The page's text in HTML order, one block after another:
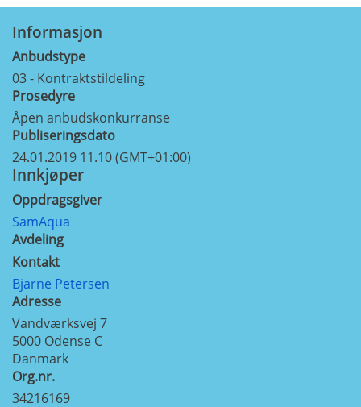
Informasjon
Anbudstype
03 - Kontraktstildeling
Prosedyre
Åpen anbudskonkurranse
Publiseringsdato
24.01.2019 11.10 (GMT+01:00)
Innkjøper
Oppdragsgiver
SamAqua
Avdeling
Kontakt
Bjarne Petersen
Adresse
Vandværksvej 7
5000 Odense C
Danmark
Org.nr.
34216169